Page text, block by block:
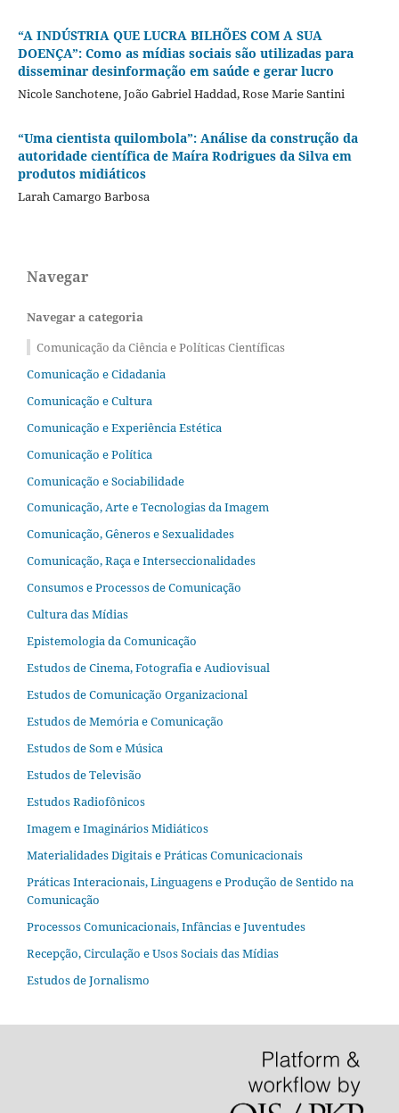
“A INDÚSTRIA QUE LUCRA BILHÕES COM A SUA
DOENÇA”: Como as mídias sociais são utilizadas para
disseminar desinformação em saúde e gerar lucro
Nicole Sanchotene, João Gabriel Haddad, Rose Marie Santini
“Uma cientista quilombola”: Análise da construção da
autoridade científica de Maíra Rodrigues da Silva em
produtos midiáticos
Larah Camargo Barbosa
Navegar
Navegar a categoria
Comunicação da Ciência e Políticas Científicas
Comunicação e Cidadania
Comunicação e Cultura
Comunicação e Experiência Estética
Comunicação e Política
Comunicação e Sociabilidade
Comunicação, Arte e Tecnologias da Imagem
Comunicação, Gêneros e Sexualidades
Comunicação, Raça e Interseccionalidades
Consumos e Processos de Comunicação
Cultura das Mídias
Epistemologia da Comunicação
Estudos de Cinema, Fotografia e Audiovisual
Estudos de Comunicação Organizacional
Estudos de Memória e Comunicação
Estudos de Som e Música
Estudos de Televisão
Estudos Radiofônicos
Imagem e Imaginários Midiáticos
Materialidades Digitais e Práticas Comunicacionais
Práticas Interacionais, Linguagens e Produção de Sentido na
Comunicação
Processos Comunicacionais, Infâncias e Juventudes
Recepção, Circulação e Usos Sociais das Mídias
Estudos de Jornalismo